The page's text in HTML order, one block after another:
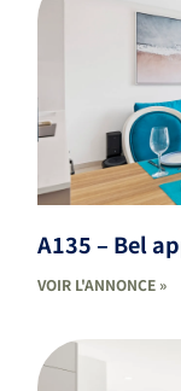
A135 – Bel
VOIR L'ANNONCE »